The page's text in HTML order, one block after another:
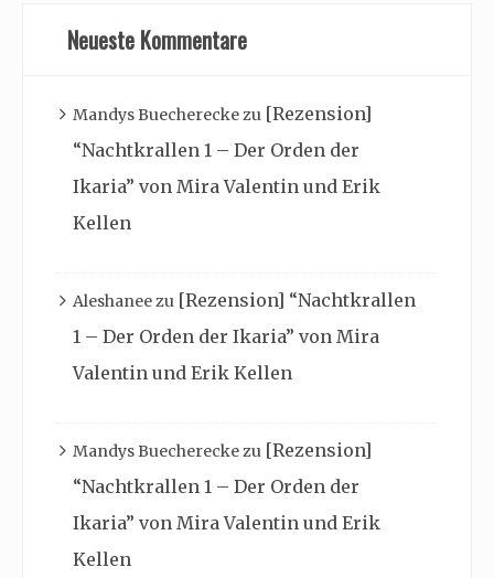
Neueste Kommentare
Mandys Buechereckezu [Rezension]
“Nachtkrallen 1 – Der Orden der
Ikaria” von Mira Valentin und Erik
Kellen
Aleshaneezu [Rezension] “Nachtkrallen
1 – Der Orden der Ikaria” von Mira
Valentin und Erik Kellen
Mandys Buechereckezu [Rezension]
“Nachtkrallen 1 – Der Orden der
Ikaria” von Mira Valentin und Erik
Kellen